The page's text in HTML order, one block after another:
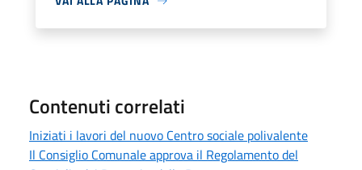
Contenuti correlati
Iniziati i lavori del nuovo Centro sociale polivalente
Il Consiglio Comunale approva il Regolamento del